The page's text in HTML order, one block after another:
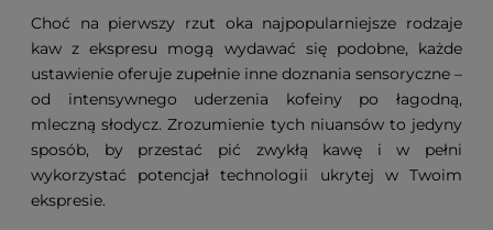
Choć na pierwszy rzut oka najpopularniejsze rodzaje
kaw z ekspresu mogą wydawać się podobne, każde
ustawienie oferuje zupełnie inne doznania sensoryczne –
od intensywnego uderzenia kofeiny po łagodną,
mleczną słodycz. Zrozumienie tych niuansów to jedyny
sposób, by przestać pić zwykłą kawę i w pełni
wykorzystać potencjał technologii ukrytej w Twoim
ekspresie.